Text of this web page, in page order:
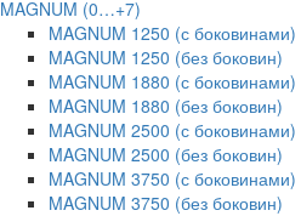
MAGNUM (0…+7)
MAGNUM 1250 (с боковинами)
MAGNUM 1250 (без боковин)
MAGNUM 1880 (с боковинами)
MAGNUM 1880 (без боковин)
MAGNUM 2500 (с боковинами)
MAGNUM 2500 (без боковин)
MAGNUM 3750 (с боковинами)
MAGNUM 3750 (без боковин)